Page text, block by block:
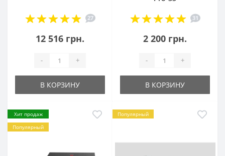
27
12 516 грн.
- +
В КОРЗИНУ
31
2 200 грн.
- +
В КОРЗИНУ
Хит продаж
Популярный
Популярный